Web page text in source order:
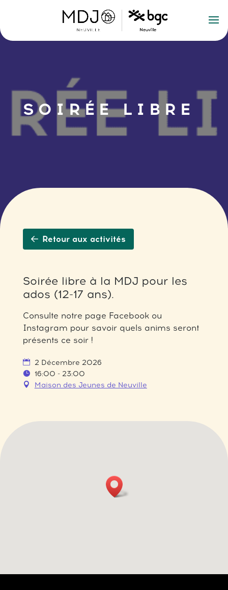
SOIRÉE LIBRE
Retour aux activités
Soirée libre à la MDJ pour les
ados (12-17 ans).
Consulte notre page Facebook ou
Instagram pour savoir quels anims seront
présents ce soir !
2 Décembre 2026
16:00 - 23:00
Maison des Jeunes de Neuville